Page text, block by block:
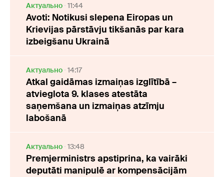
Актуально 11:44
Avoti: Notikusi slepena Eiropas un
Krievijas pārstāvju tikšanās par kara
izbeigšanu Ukrainā
Актуально 14:17
Atkal gaidāmas izmaiņas izglītībā –
atvieglota 9. klases atestāta
saņemšana un izmaiņas atzīmju
labošanā
Актуально 13:48
Premjerministrs apstiprina, ka vairāki
deputāti manipulē ar kompensācijām